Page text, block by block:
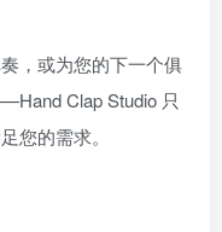
，或为您的下一个俱
Clap Studio 只
您的需求。